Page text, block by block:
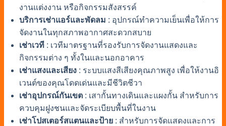
งานแต่งงาน หรือกิจกรรมสังสรรค์
บริการเช่าแอร์และพัดลม : อุปกรณ์ทำความเย็นเพื่อให้การ
จัดงานในทุกสภาพอากาศสะดวกสบาย
เช่าเวที : เวทีมาตรฐานที่รองรับการจัดงานแสดงและ
กิจกรรมต่าง ๆ ทั้งในและนอกอาคาร
เช่าแสงและเสียง : ระบบแสงสีเสียงคุณภาพสูง เพื่อให้งานอิ
เวนต์ของคุณโดดเด่นและมีชีวิตชีวา
เช่าอุปกรณ์กันเขต : เสากั้นทางเดินและแผงกั้น สำหรับการ
ควบคุมฝูงชนและจัดระเบียบพื้นที่ในงาน
เช่าโปสเตอร์สแตนและป้าย : สำหรับการจัดแสดงและการ